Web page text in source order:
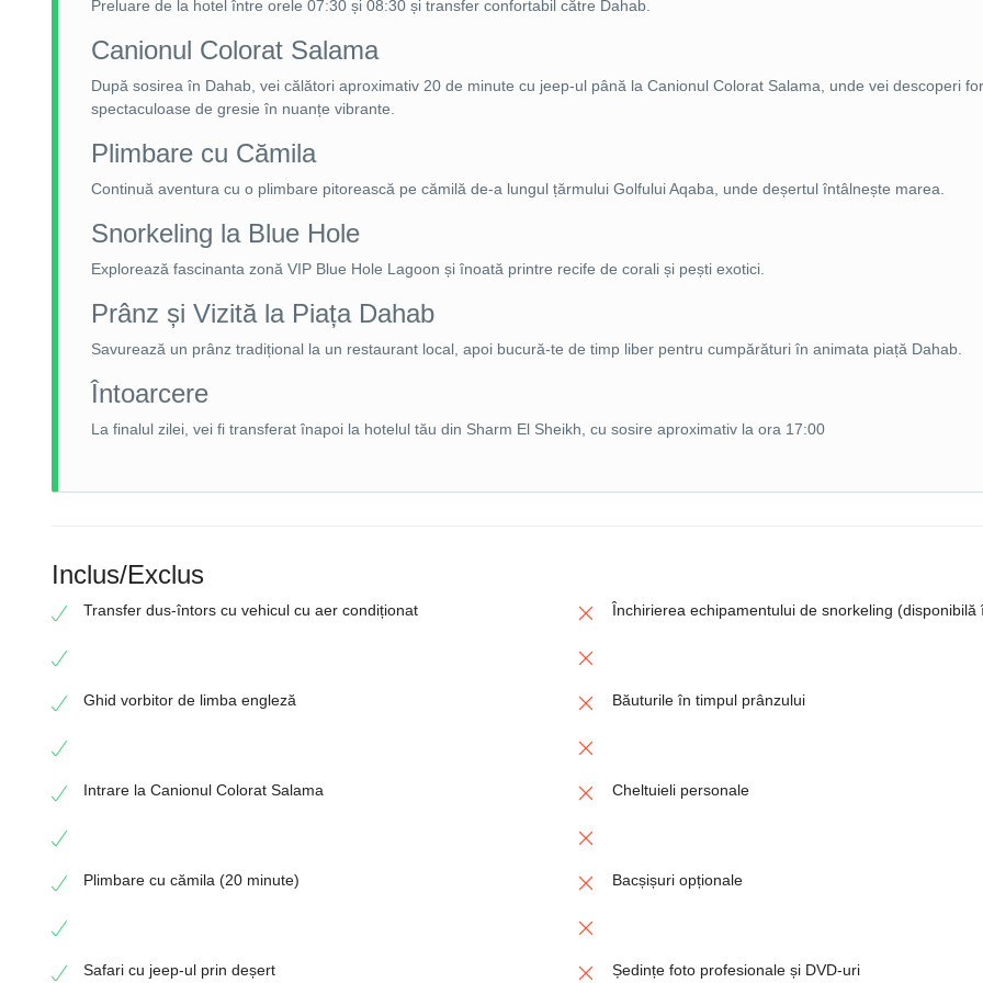
Preluare de la hotel între orele 07:30 și 08:30 și transfer confortabil către Dahab.
Canionul Colorat Salama
După sosirea în Dahab, vei călători aproximativ 20 de minute cu jeep-ul până la Canionul Colorat Salama, unde vei descoperi
spectaculoase de gresie în nuanțe vibrante.
Plimbare cu Cămila
Continuă aventura cu o plimbare pitorească pe cămilă de-a lungul țărmului Golfului Aqaba, unde deșertul întâlnește marea.
Snorkeling la Blue Hole
Explorează fascinanta zonă VIP Blue Hole Lagoon și înoată printre recife de corali și pești exotici.
Prânz și Vizită la Piața Dahab
Savurează un prânz tradițional la un restaurant local, apoi bucură-te de timp liber pentru cumpărături în animata piață Dahab.
Întoarcere
La finalul zilei, vei fi transferat înapoi la hotelul tău din Sharm El Sheikh, cu sosire aproximativ la ora 17:00
Inclus/Exclus
Transfer dus-întors cu vehicul cu aer condiționat
Ghid vorbitor de limba engleză
Intrare la Canionul Colorat Salama
Plimbare cu cămila (20 minute)
Safari cu jeep-ul prin deșert
Închirierea echipamentului de snorkeling (disponibilă
Băuturile în timpul prânzului
Cheltuieli personale
Bacșișuri opționale
Ședințe foto profesionale și DVD-uri